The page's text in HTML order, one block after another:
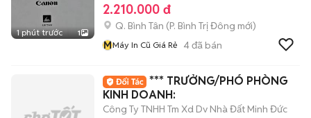
1 phút trước 1
2.210.000 đ
Q. Bình Tân (P. Bình Trị Đông mới)
MMáy In Cũ Giá Rẻ 4đã bán
*** TRƯỞNG/PHÓ PHÒNG
KINH DOANH:
Công Ty TNHH Tm Xd Dv Nhà Đất Minh Đức